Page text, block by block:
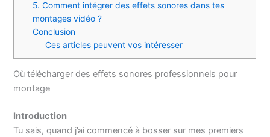
5. Comment intégrer des effets sonores dans tes
montages vidéo ?
Conclusion
Ces articles peuvent vos intéresser
Où télécharger des effets sonores professionnels pour
montage
Introduction
Tu sais, quand j’ai commencé à bosser sur mes premiers